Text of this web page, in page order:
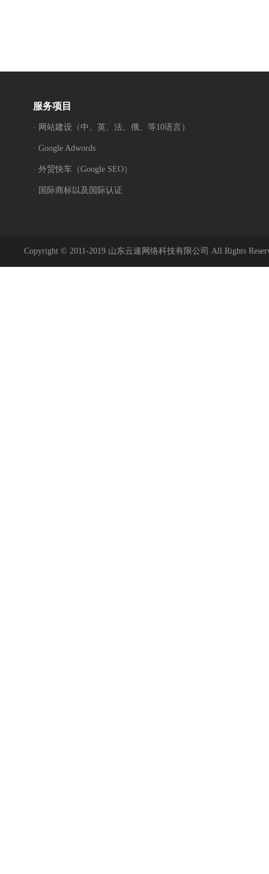
服务项目
· 网站建设（中、英、法、俄、等10语言）
· Google Adwords
· 外贸快车（Google SEO）
· 国际商标以及国际认证
Copyright © 2011-2019 山东云速网络科技有限公司 All Rights